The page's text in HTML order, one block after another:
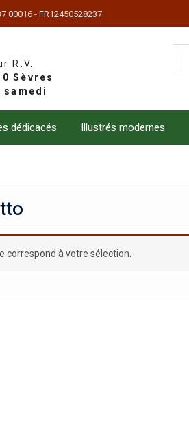
00016 - FR12450528237
R.V.
dédicacés Illustrés modernes
correspond à votre sélection.